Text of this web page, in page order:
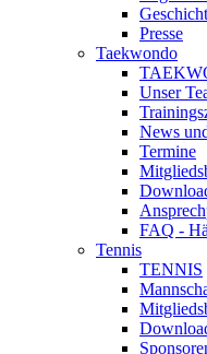
Presse
Taekwondo
Unser
News
Termine
FAQ -
Tennis
TENNIS